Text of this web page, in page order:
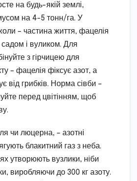
на будь-якій землі,
на 4-5 тонн/га. У
– частина життя, фацелія
і вуликом. Для
з гірчицею для
– фацелія фіксує азот, а
від грибків. Норма сівби –
перед цвітінням, щоб
чи люцерна, – азотні
блакитний газ з неба.
утворюють вузлики, ніби
виробляючи до 300 кг азоту.